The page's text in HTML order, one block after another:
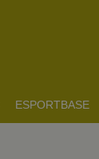
ESPORTBASE